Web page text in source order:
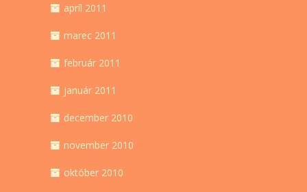
apríl 2011
marec 2011
február 2011
január 2011
december 2010
november 2010
október 2010